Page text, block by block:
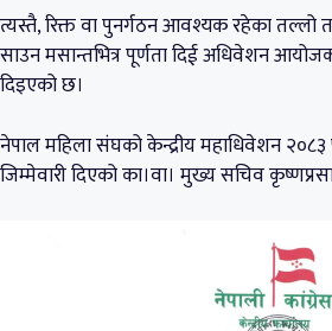
त्यस्तै, रिक्त वा पुनर्गठन आवश्यक रहेका तल्लो
साउन मसान्तभित्र पूर्णता दिई अधिवेशन
दिइएको छ।
नेपाल महिला संघको केन्द्रीय महाधिवेशन २०८३
जिम्मेवारी दिएको का।वा। मुख्य सचिव